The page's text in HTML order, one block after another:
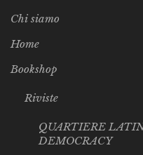
Chi siamo
Home
Bookshop
Riviste
QUARTIERE
DEMOCRACY